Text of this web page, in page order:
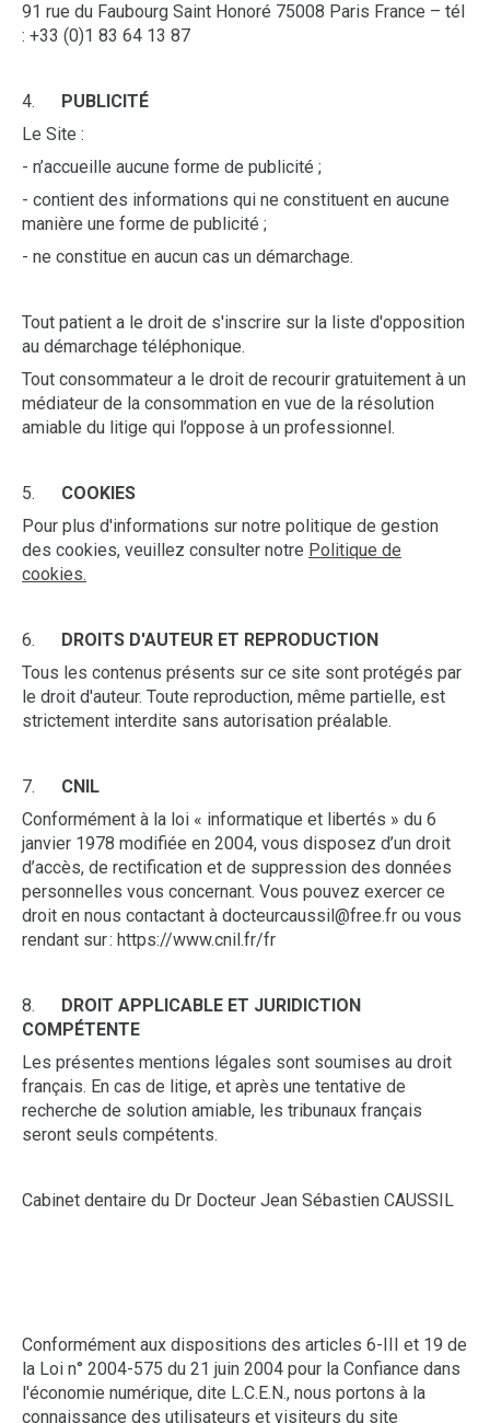
91 rue du Faubourg Saint Honoré 75008 Paris France – tél
: +33 (0)1 83 64 13 87
4. PUBLICITÉ
Le Site :
- n’accueille aucune forme de publicité ;
- contient des informations qui ne constituent en aucune
manière une forme de publicité ;
- ne constitue en aucun cas un démarchage.
Tout patient a le droit de s'inscrire sur la liste d'opposition
au démarchage téléphonique.
Tout consommateur a le droit de recourir gratuitement à un
médiateur de la consommation en vue de la résolution
amiable du litige qui l’oppose à un professionnel.
5. COOKIES
Pour plus d'informations sur notre politique de gestion
des cookies, veuillez consulter notre Politique de
cookies.
6. DROITS D'AUTEUR ET REPRODUCTION
Tous les contenus présents sur ce site sont protégés par
le droit d'auteur. Toute reproduction, même partielle, est
strictement interdite sans autorisation préalable.
7. CNIL
Conformément à la loi « informatique et libertés » du 6
janvier 1978 modifiée en 2004, vous disposez d’un droit
d’accès, de rectification et de suppression des données
personnelles vous concernant. Vous pouvez exercer ce
droit en nous contactant à docteurcaussil@free.fr ou vous
rendant sur : https://www.cnil.fr/fr
8. DROIT APPLICABLE ET JURIDICTION
COMPÉTENTE
Les présentes mentions légales sont soumises au droit
français. En cas de litige, et après une tentative de
recherche de solution amiable, les tribunaux français
seront seuls compétents.
Cabinet dentaire du Dr Docteur Jean Sébastien CAUSSIL
Conformément aux dispositions des articles 6-III et 19 de
la Loi n° 2004-575 du 21 juin 2004 pour la Confiance dans
l'économie numérique, dite L.C.E.N., nous portons à la
connaissance des utilisateurs et visiteurs du site